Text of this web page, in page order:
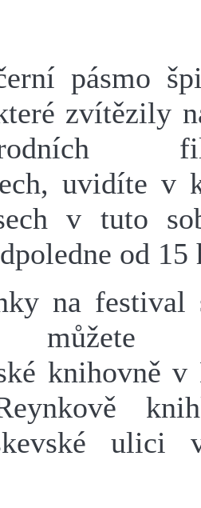
pásmo
zvítězily
uvidíte v
v tuto
od 15
na
můžete
knihovně v
ulici